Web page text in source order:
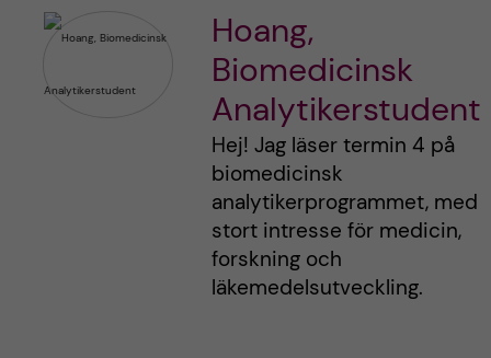
Hoang,
Biomedicinsk
Analytikerstudent
Hej! Jag läser termin 4 på
biomedicinsk
analytikerprogrammet, med
stort intresse för medicin,
forskning och
läkemedelsutveckling.